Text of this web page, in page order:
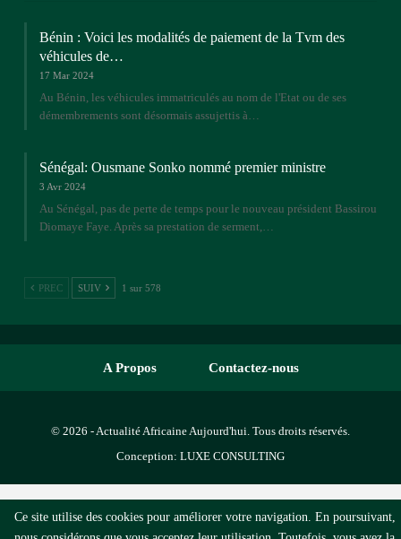
Bénin : Voici les modalités de paiement de la Tvm des
véhicules de…
17 Mar 2024
Au Bénin, les véhicules immatriculés au nom de l'Etat ou de ses
démembrements sont désormais assujettis à…
Sénégal: Ousmane Sonko nommé premier ministre
3 Avr 2024
Au Sénégal, pas de perte de temps pour le nouveau président Bassirou
Diomaye Faye. Après sa prestation de serment,…
PREC SUIV 1 sur 578
A Propos Contactez-nous
© 2026 - Actualité Africaine Aujourd'hui. Tous droits réservés.
Conception: LUXE CONSULTING
Ce site utilise des cookies pour améliorer votre navigation. En poursuivant,